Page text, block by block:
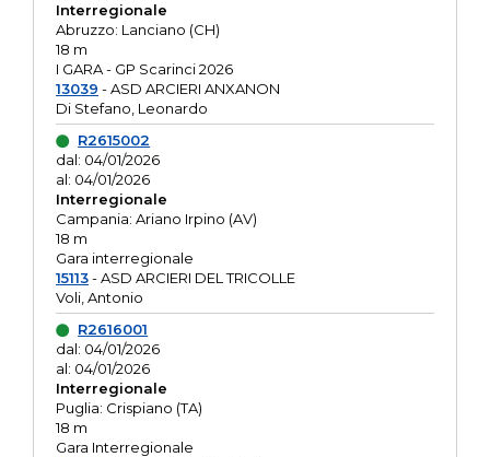
Interregionale
Abruzzo: Lanciano (CH)
18 m
I GARA - GP Scarinci 2026
13039 - ASD ARCIERI ANXANON
Di Stefano, Leonardo
R2615002
dal: 04/01/2026
al: 04/01/2026
Interregionale
Campania: Ariano Irpino (AV)
18 m
Gara interregionale
15113- ASD ARCIERI DEL TRICOLLE
Voli, Antonio
R2616001
dal: 04/01/2026
al: 04/01/2026
Interregionale
Puglia: Crispiano (TA)
18 m
Gara Interregionale